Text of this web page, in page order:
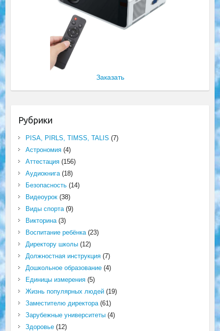
Заказать
Рубрики
PISA, PIRLS, TIMSS, TALIS (7)
Астрономия(4)
Аттестация(156)
Аудиокнига(18)
Безопасность(14)
Видеоурок(38)
Виды спорта(9)
Викторина(3)
Воспитание ребёнка(23)
Директору школы(12)
Должностная инструкция(7)
Дошкольное образование(4)
Единицы измерения(5)
Жизнь популярных людей(19)
Заместителю директора(61)
Зарубежные университеты(4)
Здоровье(12)